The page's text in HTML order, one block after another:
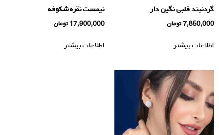
گردنبند قلبی نگین دار
7,850,000تومان
اطلاعات بیشتر
نیمست نقره شکوفه
17,900,000 تومان
اطلاعات بیشتر